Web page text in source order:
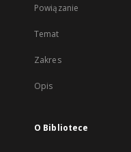
Powiązanie
Temat
Zakres
Opis
O Bibliotece